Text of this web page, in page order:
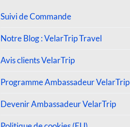
Suivi de Commande
Notre Blog : VelarTrip Travel
Avis clients VelarTrip
Programme Ambassadeur VelarTrip
Devenir Ambassadeur VelarTrip